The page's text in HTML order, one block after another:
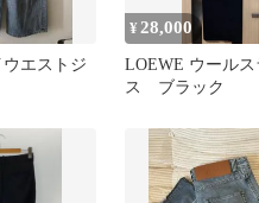
エストジ
¥ 28,000
LOEWE ウールス
ス ブラック